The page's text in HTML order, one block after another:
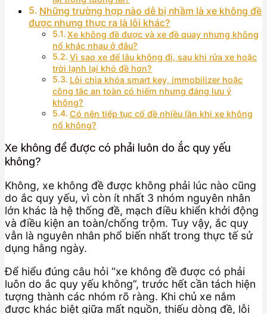
Những trường hợp nào dễ bị nhầm là xe không đề
được nhưng thực ra là lỗi khác?
Xe không đề được và xe đề quay nhưng không
nổ khác nhau ở đâu?
Vì sao xe để lâu không đi, sau khi rửa xe hoặc
trời lạnh lại khó đề hơn?
Lỗi chìa khóa smart key, immobilizer hoặc
công tắc an toàn có hiếm nhưng đáng lưu ý
không?
Có nên tiếp tục cố đề nhiều lần khi xe không
nổ không?
Xe không đề được có phải luôn do ắc quy yếu
không?
Không, xe không đề được không phải lúc nào cũng
do ắc quy yếu, vì còn ít nhất 3 nhóm nguyên nhân
lớn khác là hệ thống đề, mạch điều khiển khởi động
và điều kiện an toàn/chống trộm. Tuy vậy, ắc quy
vẫn là nguyên nhân phổ biến nhất trong thực tế sử
dụng hằng ngày.
Để hiểu đúng câu hỏi “xe không đề được có phải
luôn do ắc quy yếu không”, trước hết cần tách hiện
tượng thành các nhóm rõ ràng. Khi chủ xe nắm
được khác biệt giữa mất nguồn, thiếu dòng đề, lỗi